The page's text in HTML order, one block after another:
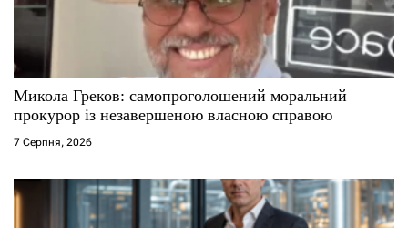
Микола Греков: самопроголошений моральний
прокурор із незавершеною власною справою
7 Серпня, 2026